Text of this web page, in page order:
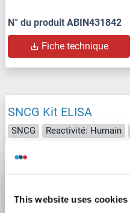
This website uses cookies
N° du produit ABIN431842
Fiche technique
SNCG Kit ELISA
SNCG Reactivité: Humain
1 image